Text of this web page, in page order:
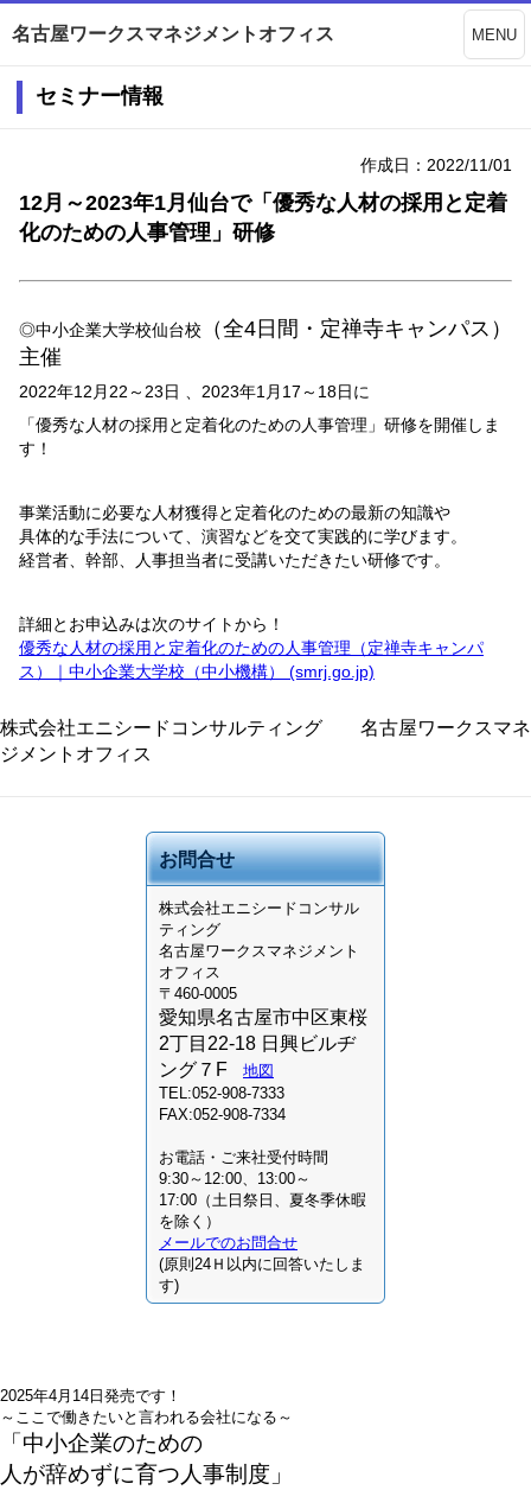
名古屋ワークスマネジメントオフィス MENU
セミナー情報
作成日：2022/11/01
12月～2023年1月仙台で「優秀な人材の採用と定着
化のための人事管理」研修
◎中小企業大学校仙台校 （全4 日間・定禅寺キャンパス）
主催
2022年12月22 ～23日 、2023年1月 17 ～ 18日に
「優秀な人材の採用と定着化のための人事管理」研修を開催しま
す！
事業活動に必要な人材獲得と定着化のための最新の知識や
具体的な手法について、演習などを交て実践的に学びます。
経営者、幹部、人事担当者に受講いただきたい研修です。
詳細とお申込みは次のサイトから！
優秀な人材の採用と定着化のための人事管理（定禅寺キャンパ
ス）｜中小企業大学校（中小機構） (smrj.go.jp)
株式会社エニシードコンサルティング 名古屋ワークスマネ
ジメントオフィス
お問合せ
株式会社エニシードコンサル
ティング
名古屋ワークスマネジメント
オフィス
〒460-0005
愛知県名古屋市中区東桜
2丁目22-18 日興ビルヂ
ング７F
地図
TEL:052-908-7333
FAX:052-908-7334
お電話・ご来社受付時間
9:30～12:00、13:00～
17:00（土日祭日、夏冬季休暇
を除く）
メールでのお問合せ
(原則24Ｈ以内に回答いたしま
す)
2025年4月14日発売です！
～ここで働きたいと言われる会社になる～
「中小企業のための
人が辞めずに育つ人事制度」